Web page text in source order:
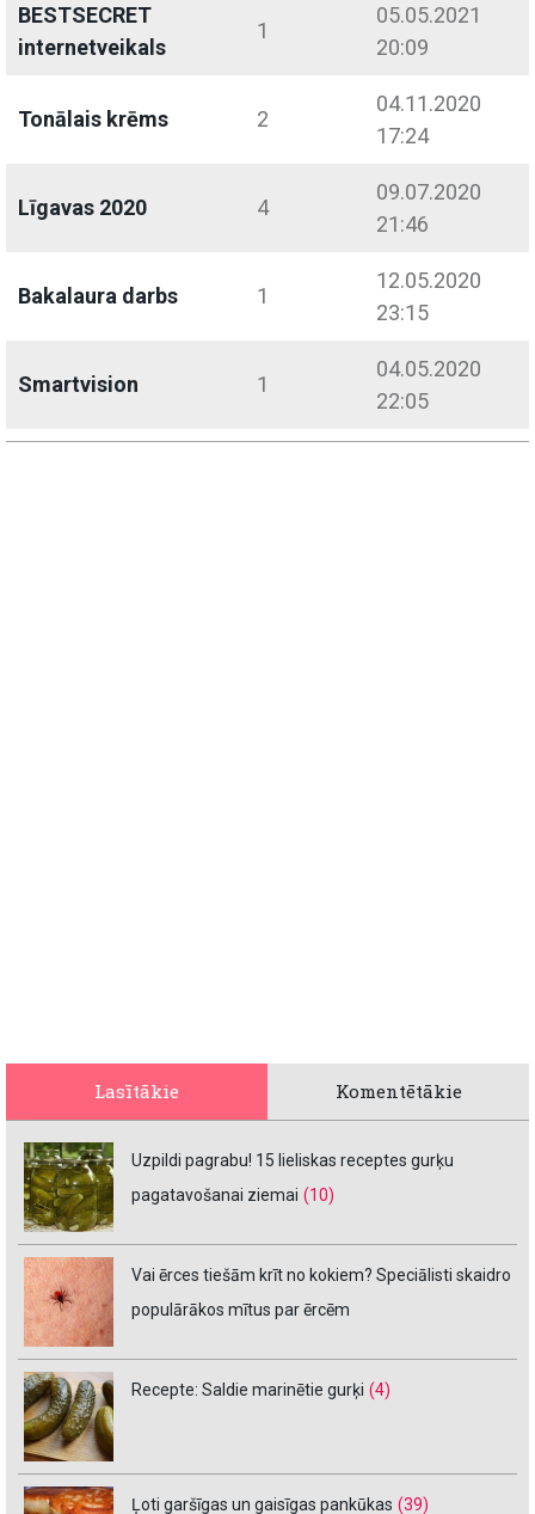
BESTSECRET
internetveikals
1
05.05.2021
20:09
Tonālais krēms 2
04.11.2020
17:24
Līgavas 2020 4
09.07.2020
21:46
Bakalaura darbs 1
12.05.2020
23:15
Smartvision 1
04.05.2020
22:05
Lasītākie Komentētākie
Uzpildi pagrabu! 15 lieliskas receptes gurķu
pagatavošanai ziemai (10)
Vai ērces tiešām krīt no kokiem? Speciālisti skaidro
populārākos mītus par ērcēm
Recepte: Saldie marinētie gurķi (4)
Ļoti garšīgas un gaisīgas pankūkas (39)